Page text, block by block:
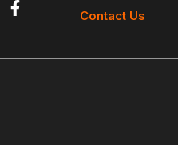
Contact Us